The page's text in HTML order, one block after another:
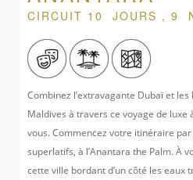
CIRCUIT 10 JOURS , 9
Combinez l’extravagante Dubaï et
Maldives à travers ce voyage de
vous. Commencez votre itinéraire par
superlatifs, à l’Anantara the Palm. À
cette ville bordant d’un côté les eaux